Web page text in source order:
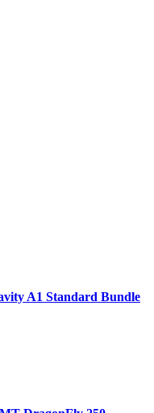
A1 Standard Bundle